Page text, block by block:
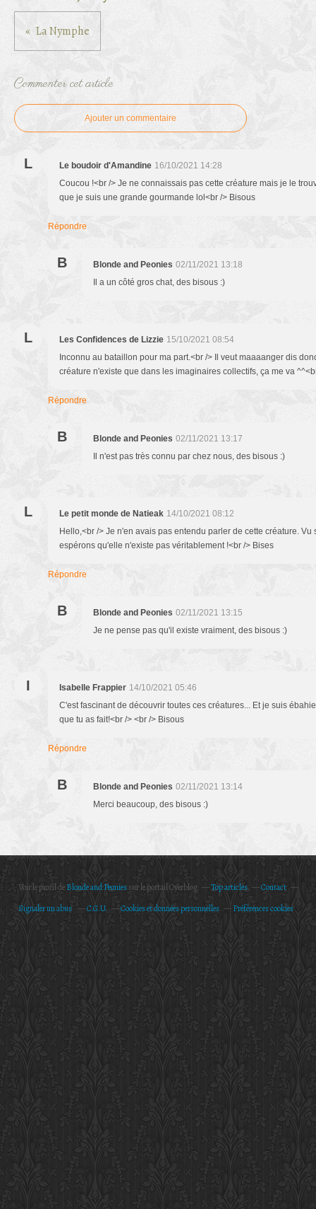
La Nymphe
Commenter cet article
Ajouter un commentaire
L Le boudoir d'Amandine 16/10/2021 14:28
Coucou !<br /> Je ne connaissais pas cette créature mais je le
que je suis une grande gourmande lol<br /> Bisous
Répondre
B Blonde and Peonies 02/11/2021 13:18
Il a un côté gros chat, des bisous :)
L Les Confidences de Lizzie 15/10/2021 08:54
Inconnu au bataillon pour ma part.<br /> Il veut maaaanger dis
créature n'existe que dans les imaginaires collectifs, ça me va
Répondre
B Blonde and Peonies 02/11/2021 13:17
Il n'est pas très connu par chez nous, des bisous :)
L Le petit monde de Natieak 14/10/2021 08:12
Hello,<br /> Je n'en avais pas entendu parler de cette créature. Vu
espérons qu'elle n'existe pas véritablement !<br /> Bises
Répondre
B Blonde and Peonies 02/11/2021 13:15
Je ne pense pas qu'il existe vraiment, des bisous :)
I Isabelle Frappier 14/10/2021 05:46
C'est fascinant de découvrir toutes ces créatures... Et je suis
que tu as fait!<br /> <br /> Bisous
Répondre
B Blonde and Peonies 02/11/2021 13:14
Merci beaucoup, des bisous :)
Voir le profil deBlonde and Peoniessur le portail Overblog Top articles
Contact
Signaler un abus
C.G.U. Cookies et données personnelles Préférences cookies